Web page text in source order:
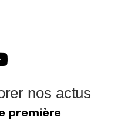
nos actus
première